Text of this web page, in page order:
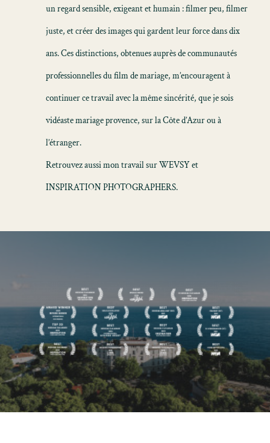
un regard sensible, exigeant et humain : filmer peu, filmer
juste, et créer des images qui gardent leur force dans dix
ans. Ces distinctions, obtenues auprès de communautés
professionnelles du film de mariage, m’encouragent à
continuer ce travail avec la même sincérité, que je sois
vidéaste mariage provence, sur la Côte d’Azur ou à
l’étranger.
Retrouvez aussi mon travail sur WEVSY et
INSPIRATION PHOTOGRAPHERS.